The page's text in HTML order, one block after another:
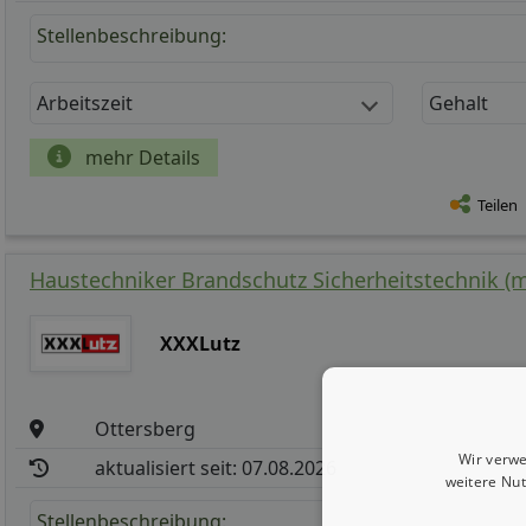
Stellenbeschreibung:
Arbeitszeit Gehalt
mehr Details
Teilen
Haustechniker Brandschutz Sicherheitstechnik
XXXLutz
Ottersberg
aktualisiert seit: 07.08.2026
Wir
weitere